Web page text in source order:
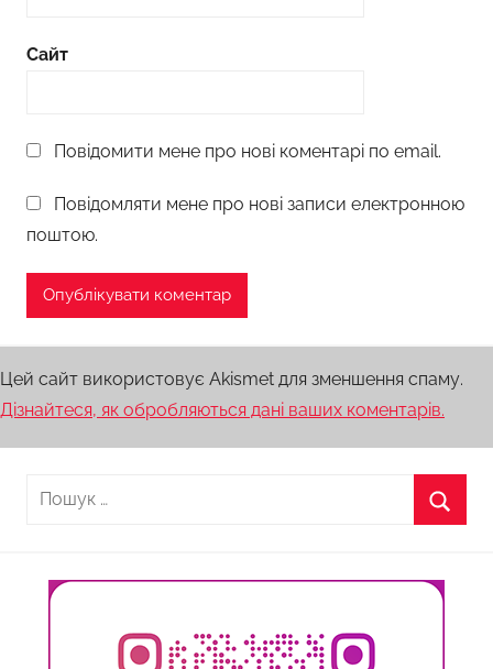
Сайт
Повідомити мене про нові коментарі по email.
Повідомляти мене про нові записи електронною
поштою.
Цей сайт використовує Akismet для зменшення спаму.
Дізнайтеся, як обробляються дані ваших коментарів.
Пошук: